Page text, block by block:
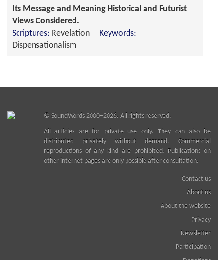
Its Message and Meaning Historical and Futurist
Views Considered.
Scriptures: Revelation Keywords:
Dispensationalism
© SoundWords2000–2026. All rights reserved.
All articles are for private use only. They can also be
distributed privately without demand. Commercial
reproductions of any kind are prohibited. Publications on
other internet pages are only possible after consultation.
Contact us
About us
About the website
Privacy
Newsletter
Participation